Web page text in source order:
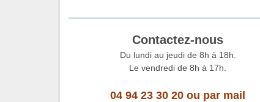
Contactez-nous
Du lundi au jeudi de 8h à 18h.
Le vendredi de 8h à 17h.
04 94 23 30 20 ou par mail